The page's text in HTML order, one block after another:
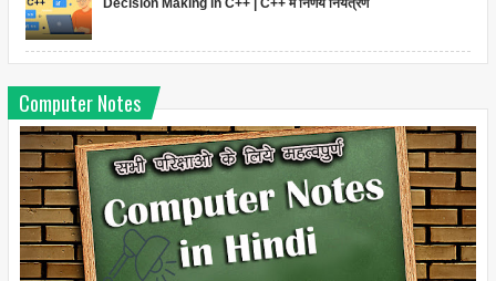
Computer Notes